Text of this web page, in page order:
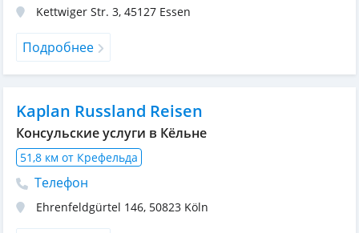
Kettwiger Str. 3, 45127 Essen
Подробнее
Kaplan Russland Reisen
Консульские услуги в Кёльне
51,8 км от Крефельда
Телефон
Ehrenfeldgürtel 146, 50823 Köln